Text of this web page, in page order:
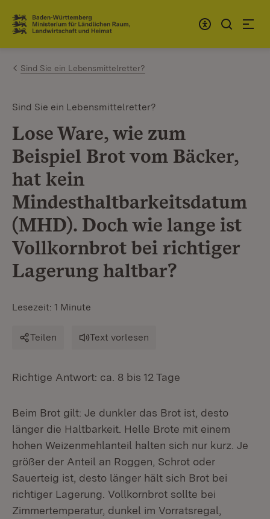
Zum Inhalt springen
Link zur Startseite
Sind Sie ein Lebensmittelretter?
Sind Sie ein Lebensmittelretter?
Lose Ware, wie zum
Beispiel Brot vom Bäcker,
hat kein
Mindesthaltbarkeitsdatum
(MHD). Doch wie lange ist
Vollkornbrot bei richtiger
Lagerung haltbar?
Lesezeit: 1 Minute
Teilen Text vorlesen
Richtige Antwort: ca. 8 bis 12 Tage
Beim Brot gilt: Je dunkler das Brot ist, desto
länger die Haltbarkeit. Helle Brote mit einem
hohen Weizenmehlanteil halten sich nur kurz. Je
größer der Anteil an Roggen, Schrot oder
Sauerteig ist, desto länger hält sich Brot bei
richtiger Lagerung. Vollkornbrot sollte bei
Zimmertemperatur, dunkel im Vorratsregal,